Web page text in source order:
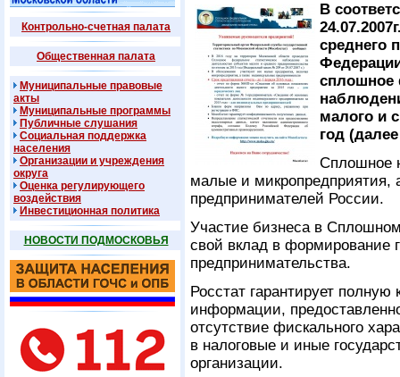
Контрольно-счетная палата
Общественная палата
Муниципальные правовые
акты
Муниципальные программы
Публичные слушания
Социальная поддержка
населения
Организации и учреждения
округа
Оценка регулирующего
воздействия
Инвестиционная политика
НОВОСТИ ПОДМОСКОВЬЯ
В
среднего
сплошное
малого и
год
Сплошное
малые и микропредприятия,
предпринимателей России.
Участие бизнеса в
свой вклад в формирование
предпринимательства.
Росстат гарантирует
информации,
отсутствие фискального
в налоговые и иные
организации.